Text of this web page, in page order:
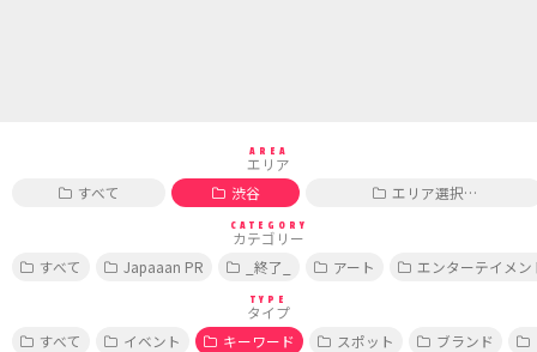
AREA
エリア
すべて
渋谷 エリア選択…
CATEGORY
カテゴリー
すべて
Japaaan PR _終了_ アート エンターテイメン
TYPE
タイプ
すべて
イベント キーワード スポット ブランド